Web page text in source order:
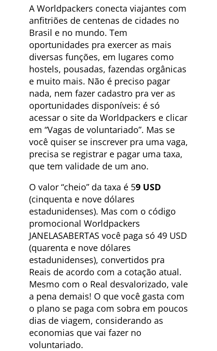
A Worldpackers conecta viajantes com
anfitriões de centenas de cidades no
Brasil e no mundo. Tem
oportunidades pra exercer as mais
diversas funções, em lugares como
hostels, pousadas, fazendas orgânicas
e muito mais. Não é preciso pagar
nada, nem fazer cadastro pra ver as
oportunidades disponíveis: é só
acessar o site da Worldpackers e clicar
em “Vagas de voluntariado”. Mas se
você quiser se inscrever pra uma vaga,
precisa se registrar e pagar uma taxa,
que tem validade de um ano.
O valor “cheio” da taxa é 59 USD
(cinquenta e nove dólares
estadunidenses). Mas com o código
promocional Worldpackers
JANELASABERTAS você paga só 49 USD
(quarenta e nove dólares
estadunidenses), convertidos pra
Reais de acordo com a cotação atual.
Mesmo com o Real desvalorizado, vale
a pena demais! O que você gasta com
o plano se paga com sobra em poucos
dias de viagem, considerando as
economias que vai fazer no
voluntariado.